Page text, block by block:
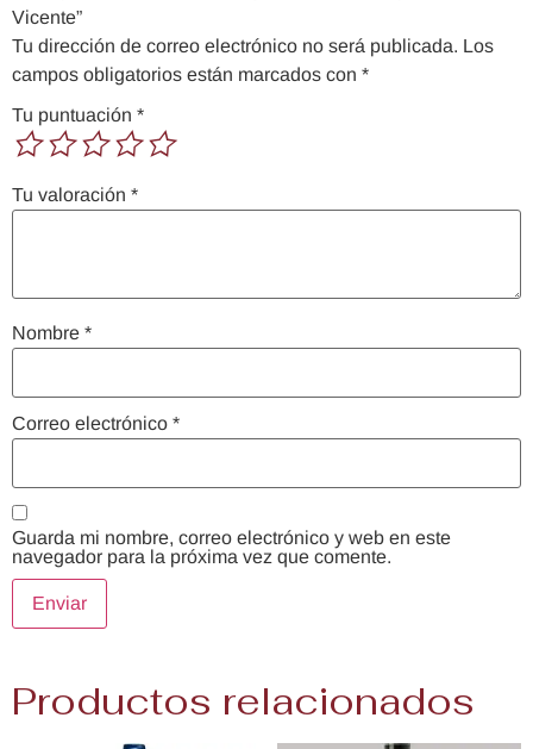
Vicente”
Tu dirección de correo electrónico no será publicada. Los
campos obligatorios están marcados con *
Tu puntuación *
Tu valoración *
Nombre *
Correo electrónico *
Guarda mi nombre, correo electrónico y web en este
navegador para la próxima vez que comente.
Productos relacionados